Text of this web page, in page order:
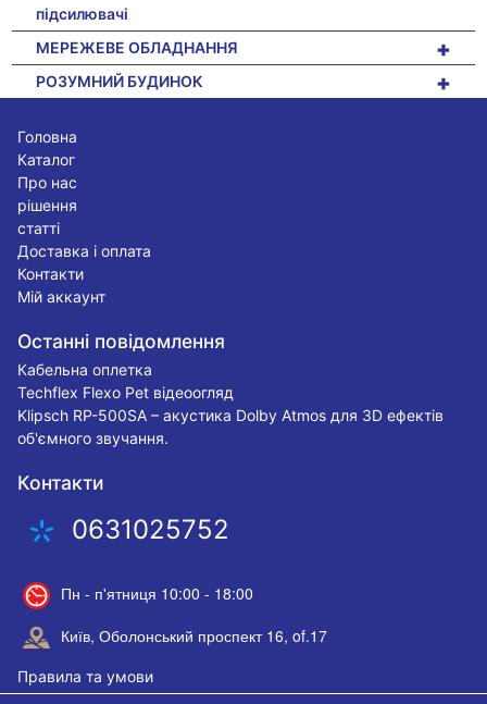
підсилювачі
+
МЕРЕЖЕВЕ ОБЛАДНАННЯ
+
РОЗУМНИЙ БУДИНОК
Головна
Каталог
Про нас
рішення
статті
Доставка і оплата
Контакти
Мій аккаунт
Останні повідомлення
Кабельна оплетка
Techflex Flexo Pet відеоогляд
Klipsch RP-500SA – акустика Dolby Atmos для 3D ефектів
об'ємного звучання.
Контакти
0631025752
Пн - п'ятниця 10:00 - 18:00
Київ, Оболонський проспект 16, of.17
Правила та умови